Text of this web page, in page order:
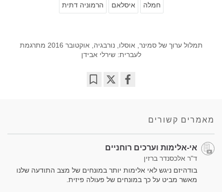
חמלה איסלאם הרמוניה דתית
תמלול ערוך של סמינר, אוסלו, נורבגיה, אוקטובר 2016 מתרגמת
לעברית: שירלי אבידן
מאמרים קשורים
אי-אלימות וערכים רוחניים
ד"ר אלכסנדר ברזין
בודהיזם ניגש לאי אלימות יותר במונחים של מצב התודעה שלנו
מאשר מביט על כך במונחים של פעולה פיזית.